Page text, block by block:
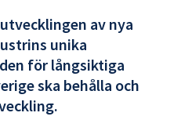
av nya
unika
för långsiktiga
ska behålla och